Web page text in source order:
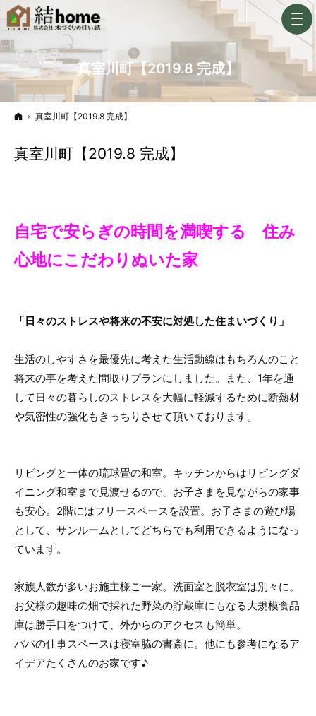
真室川町【2019.8 完成】
ホーム
真室川町【2019.8 完成】
真室川町【2019.8 完成】
自宅で安らぎの時間を満喫する 住み
心地にこだわりぬいた家
「日々のストレスや将来の不安に対処した住まいづくり」
生活のしやすさを最優先に考えた生活動線はもちろんのこと
将来の事を考えた間取りプランにしました。また、1年を通
して日々の暮らしのストレスを大幅に軽減するために断熱材
や気密性の強化もきっちりさせて頂いております。
リビングと一体の琉球畳の和室。キッチンからはリビングダ
イニング和室まで見渡せるので、お子さまを見ながらの家事
も安心。2階にはフリースペースを設置。お子さまの遊び場
として、サンルームとしてどちらでも利用できるようになっ
ています。
家族人数が多いお施主様ご一家。洗面室と脱衣室は別々に。
お父様の趣味の畑で採れた野菜の貯蔵庫にもなる大規模食品
庫は勝手口をつけて、外からのアクセスも簡単。
パパの仕事スペースは寝室脇の書斎に。他にも参考になるア
イデアたくさんのお家です♪